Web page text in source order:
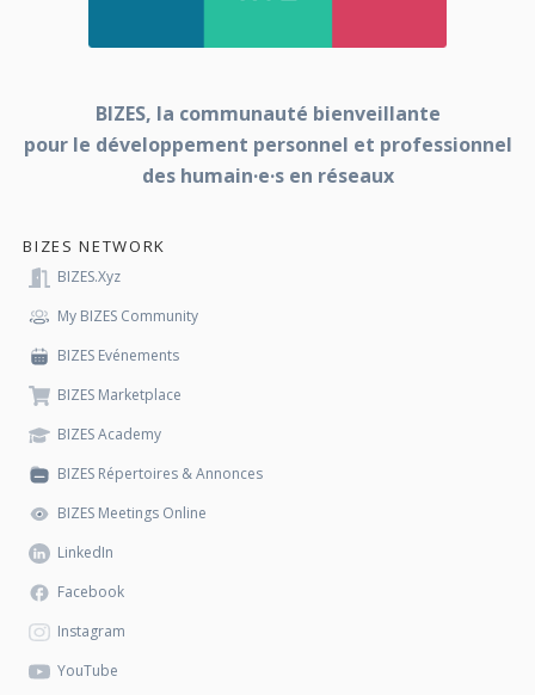
BIZES, la communauté bienveillante
pour le développement personnel et professionnel
des humain·e·s en réseaux
BIZES NETWORK
BIZES.xyz
My BIZES Community
BIZES Evénements
BIZES Marketplace
BIZES Academy
BIZES Répertoires & Annonces
BIZES Meetings Online
LinkedIn
Facebook
Instagram
YouTube